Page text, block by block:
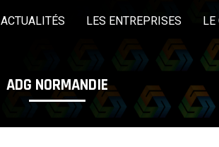
ACTUALITÉS LES ENTREPRISES
Pôle Produits finis
LE
EDITO
LES COMMISSIONS LES
ADG NORMANDIE